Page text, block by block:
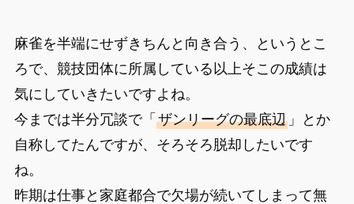
麻雀を半端にせずきちんと向き合う、というとこ
ろで、競技団体に所属している以上そこの成績は
気にしていきたいですよね。
今までは半分冗談で「 ザンリーグの最底辺」とか
自称してたんですが、そろそろ脱却したいです
ね。
昨期は仕事と家庭都合で欠場が続いてしまって無